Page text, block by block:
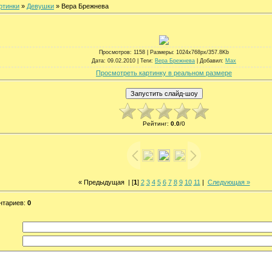
» Девушки » Вера Брежнева
Просмотров: 1158 | Размеры: 1024x768px/357.8Kb
Дата: 09.02.2010 | Теги: Вера Брежнева Добавил: Max
Просмотреть картинку в реальном размере
Рейтинг: 0.0/0
« Предыдущая| [1] 2 3 4 5 6 7 8 9 10 11 | Следующая »
: 0